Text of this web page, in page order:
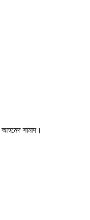
আহমেদ সামাদ।